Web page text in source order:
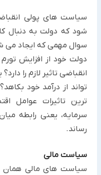
سیاست های پولی
شود که دولت به دنبال
سوال مهمی که ایجاد می
دولت خود از افزایش
انقباضی تاثیر لازم را
تواند از درآمد خود
ترین تاثیرات عوامل
سرمایه، یعنی رابطه
رساند.
سیاست مالی
سیاست های مالی